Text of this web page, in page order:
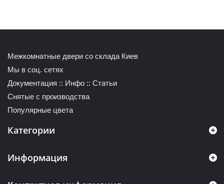
Межкомнатные двери со склада Киев
Мы в соц. сетях
Документация :: Инфо :: Статьи
Снятые с производства
Популярные цвета
Категории
Информация